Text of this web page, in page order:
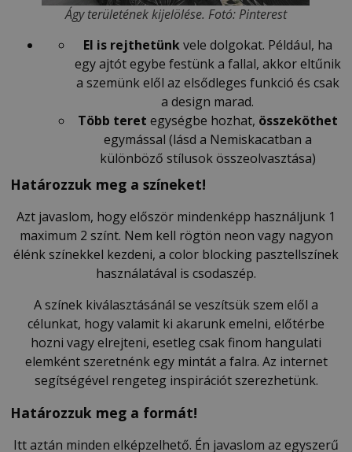
Ágy területének kijelölése. Fotó: Pinterest
El is rejthetünkvele dolgokat. Például, ha
egy ajtót egybe festünk a fallal, akkor eltűnik
a szemünk elől az elsődleges funkció és csak
a design marad.
Több teret egységbe hozhat, összeköthet
egymással (lásd a Nemiskacatban a
különböző stílusok összeolvasztása)
Határozzuk meg a színeket!
Azt javaslom, hogy először mindenképp használjunk 1
maximum 2 színt. Nem kell rögtön neon vagy nagyon
élénk színekkel kezdeni, a color blocking pasztellszínek
használatával is csodaszép.
A színek kiválasztásánál se veszítsük szem elől a
célunkat, hogy valamit ki akarunk emelni, előtérbe
hozni vagy elrejteni, esetleg csak finom hangulati
elemként szeretnénk egy mintát a falra. Az internet
segítségével rengeteg inspirációt szerezhetünk.
Határozzuk meg a formát!
Itt aztán minden elképzelhető. Én javaslom az egyszerű